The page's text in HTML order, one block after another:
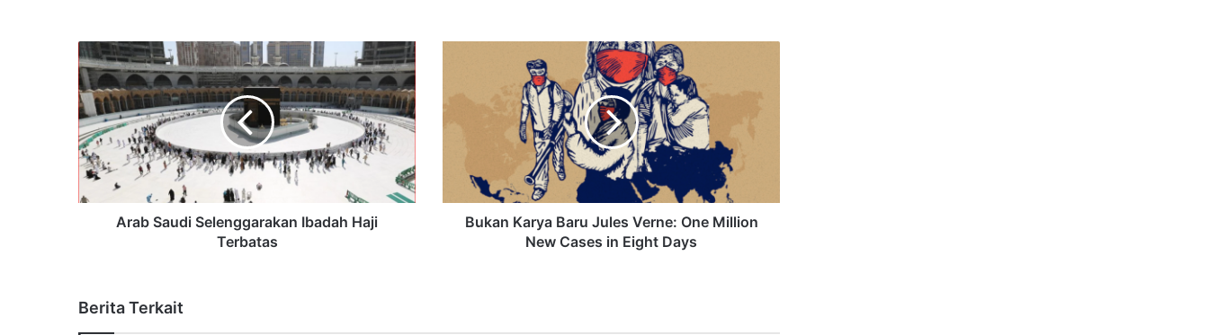
Arab Saudi Selenggarakan Ibadah Haji
Terbatas
Bukan Karya Baru Jules Verne: One Million
New Cases in Eight Days
Berita Terkait